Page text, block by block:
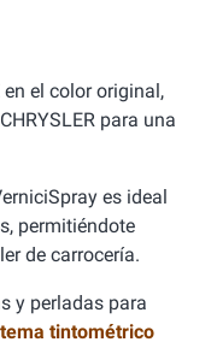
en el color original,
para una
es ideal
permitiéndote
de carrocería.
y perladas para
tintométrico